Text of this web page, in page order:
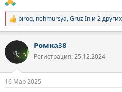
Р
е
к
и
pirog, nehmursya,Gruz In и 2 других
Ромка38
Регистрация: 25.12.2024
16 Мар 2025